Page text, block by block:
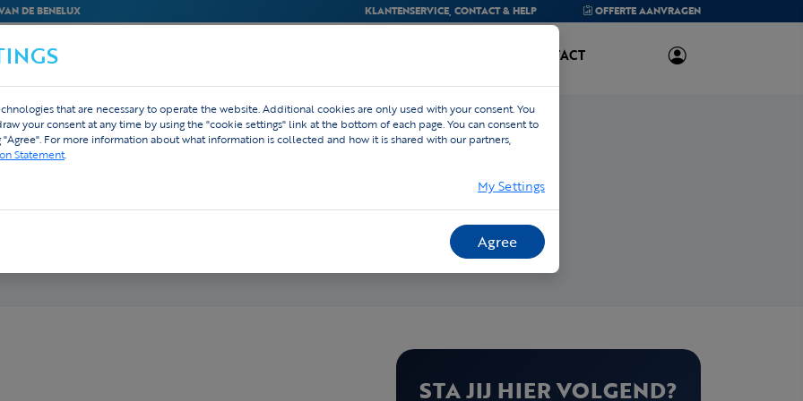
DE BENELUX KLANTENSERVICE, CONTACT & HELP OFFERTEAANVRAGEN
BEDRIJVEN CONTACT
in elektronica, energie en industriële
STA JIJ HIER VOLGEND?
that are necessary to operate the website. Additional cookies are only used with your consent. You
your consent at any time by using the "cookie settings" link at the bottom of each page. You can consent to
For more information about what information is collected and how it is shared with our partners,
Statement.
My Settings
Agree